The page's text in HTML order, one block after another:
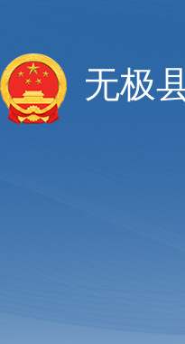
无极